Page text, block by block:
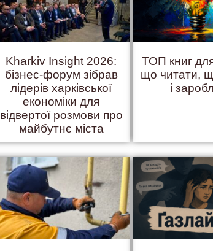
Kharkiv Insight 2026:
бізнес-форум зібрав
лідерів харківської
економіки для
відвертої розмови про
майбутнє міста
ТОП книг
що читати,
і